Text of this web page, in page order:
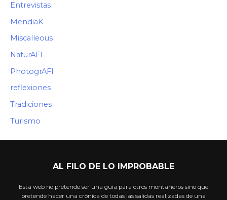
Entrevistas
MendiaK
Miscalleous
NaturAFI
PhotogrAFI
reflexiones
Tradiciones
Turismo
AL FILO DE LO IMPROBABLE
Esta web no pretende ser una guía para otros montañeros sino que
pretende hacer una crónica de todas las salidas realizadas de una